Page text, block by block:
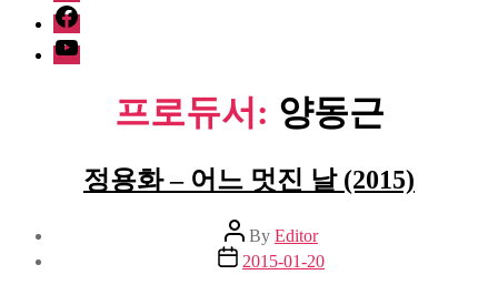
facebook
Youtube
프로듀서: 양동근
정용화 – 어느 멋진 날 (2015)
Post
author
By Editor
Post
date
2015-01-20